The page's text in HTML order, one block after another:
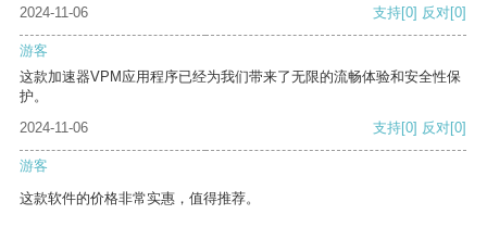
2024-11-06 支持[0] 反对[0]
游客
这款加速器VPM应用程序已经为我们带来了无限的流畅体验和安全性保
护。
2024-11-06
支持[0] 反对[0]
游客
这款软件的价格非常实惠，值得推荐。